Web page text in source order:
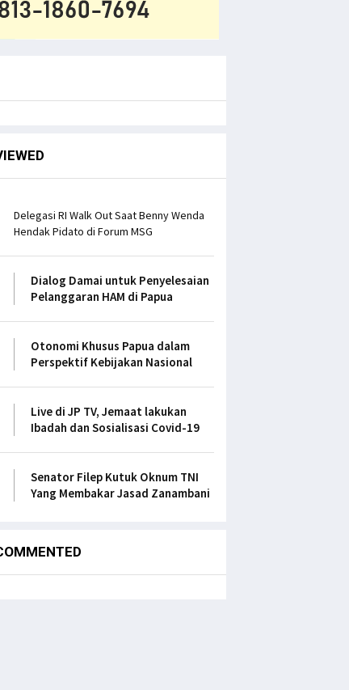
Delegasi RI Walk Out Saat Benny Wenda
Hendak Pidato di Forum MSG
Dialog Damai untuk Penyelesaian
Pelanggaran HAM di Papua
Otonomi Khusus Papua dalam
Perspektif Kebijakan Nasional
Live di JP TV, Jemaat lakukan
Ibadah dan Sosialisasi Covid-19
Senator Filep Kutuk Oknum TNI
Yang Membakar Jasad Zanambani